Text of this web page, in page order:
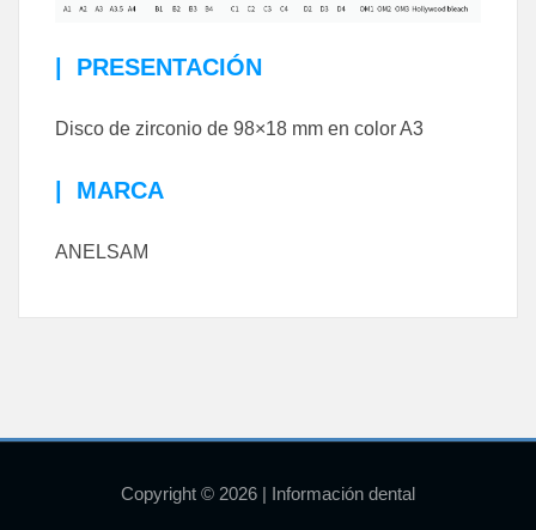
PRESENTACIÓN
Disco de zirconio de 98×18 mm en color A3
MARCA
ANELSAM
Copyright © 2026 | Información dental